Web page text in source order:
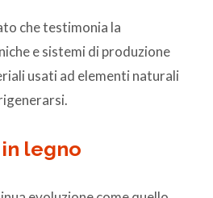
che testimonia la
e sistemi di produzione
usati ad elementi naturali
legno